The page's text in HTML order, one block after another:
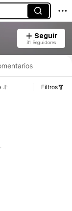
Seguir
31 Seguidores
Filtros